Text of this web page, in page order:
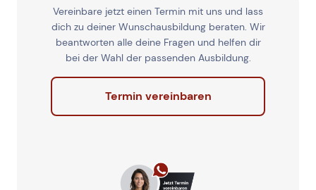
Vereinbare jetzt einen Termin mit uns und lass
dich zu deiner Wunschausbildung beraten. Wir
beantworten alle deine Fragen und helfen dir
bei der Wahl der passenden Ausbildung.
Termin vereinbaren